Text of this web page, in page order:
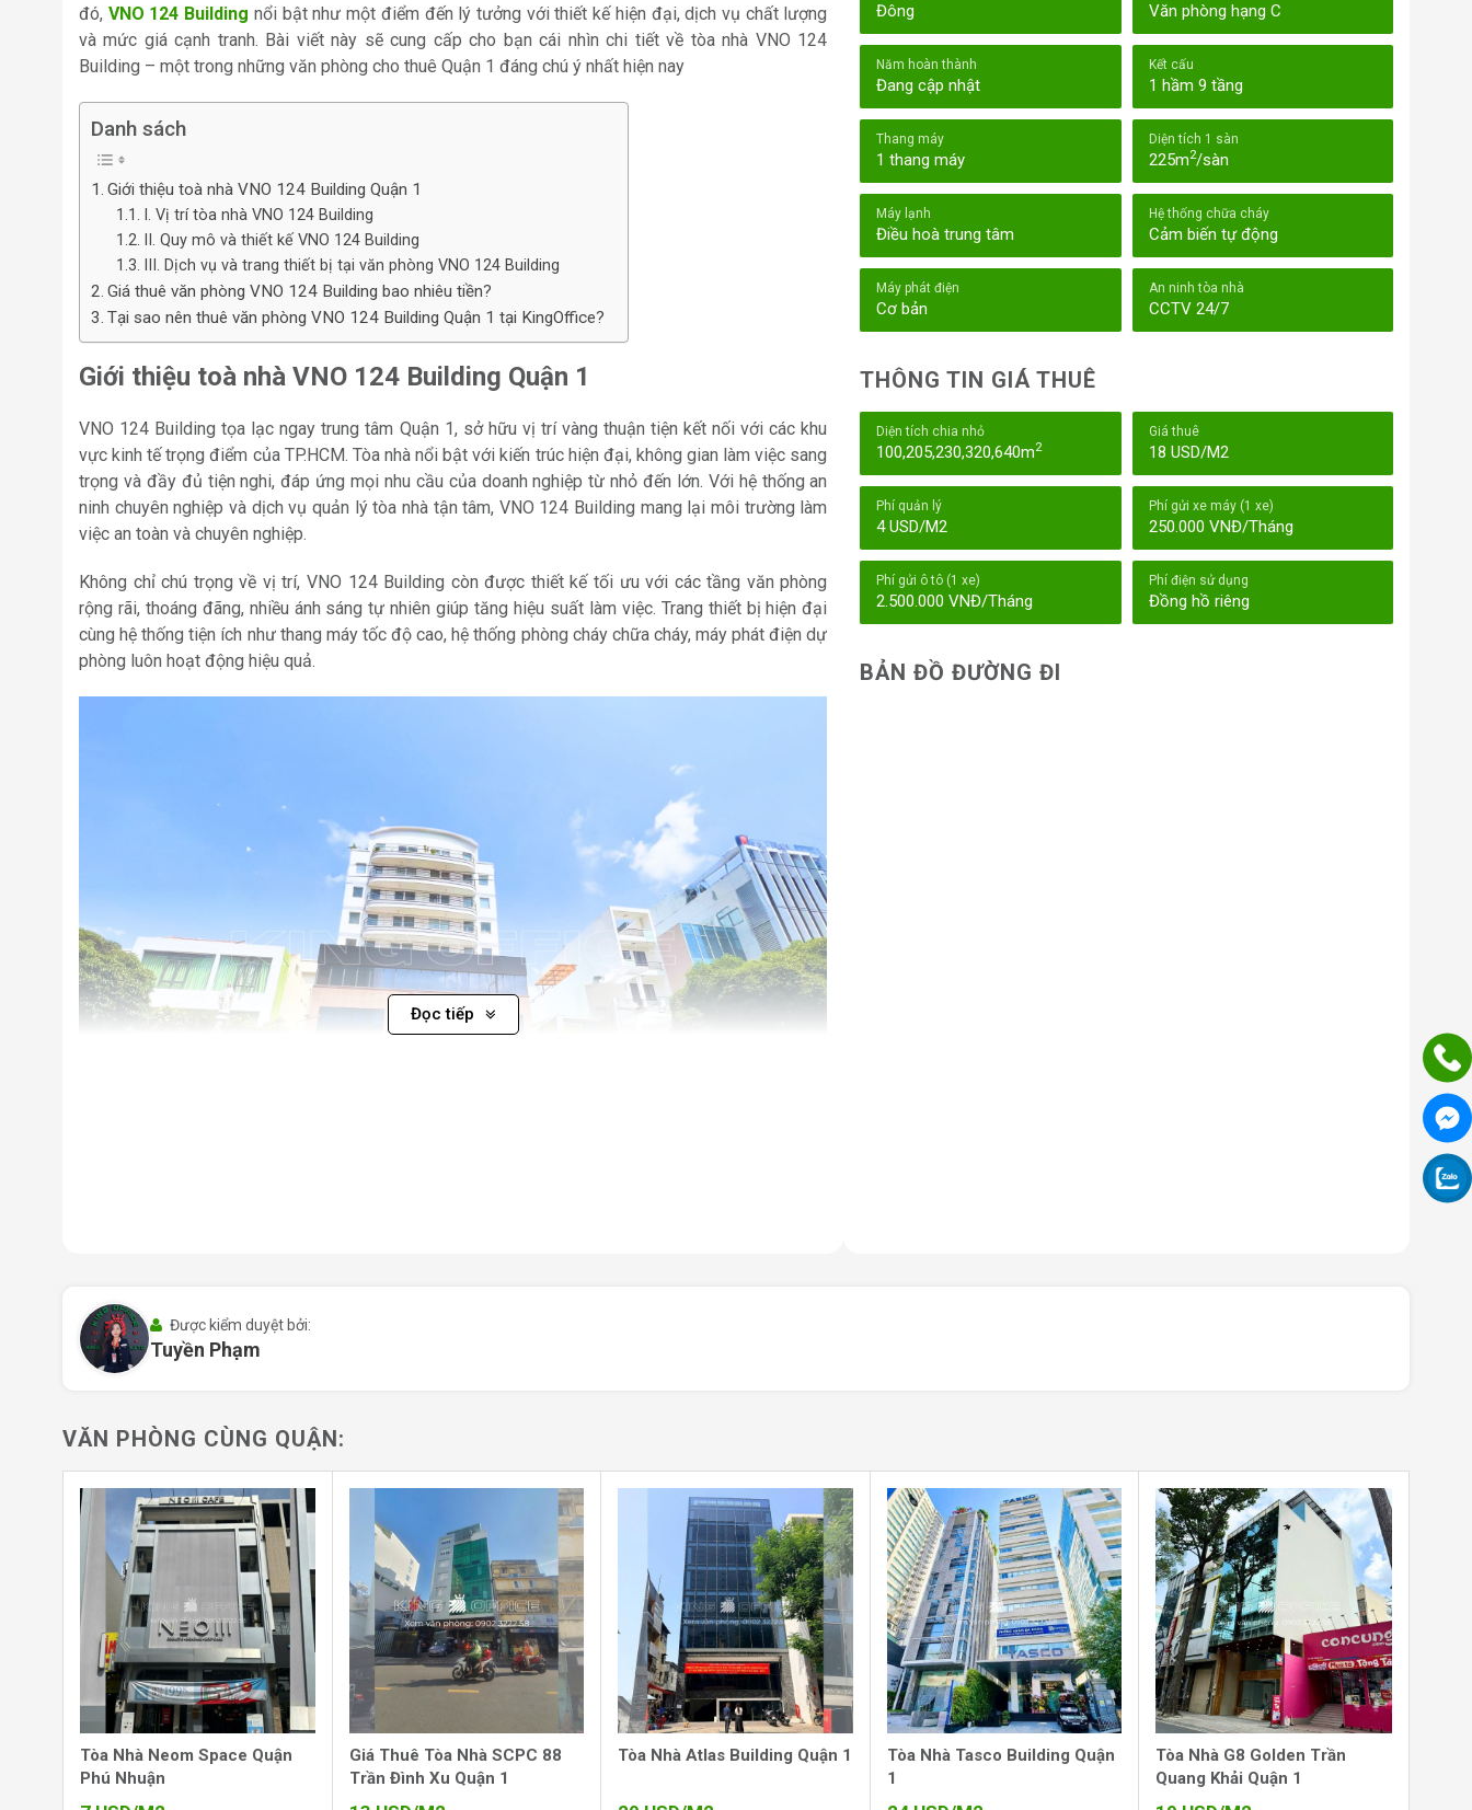
đó, VNO 124 Building nổi bật như một điểm đến lý tưởng với thiết kế hiện đại, dịch vụ chất lượng
và mức giá cạnh tranh. Bài viết này sẽ cung cấp cho bạn cái nhìn chi tiết về tòa nhà VNO 124
Building – một trong những văn phòng cho thuê Quận 1 đáng chú ý nhất hiện nay
Danh sách
Giới thiệu toà nhà VNO 124 Building Quận 1
I. Vị trí tòa nhà VNO 124 Building
II. Quy mô và thiết kế VNO 124 Building
III. Dịch vụ và trang thiết bị tại văn phòng VNO 124 Building
Giá thuê văn phòng VNO 124 Building bao nhiêu tiền?
Tại sao nên thuê văn phòng VNO 124 Building Quận 1 tại KingOffice?
Giới thiệu toà nhà VNO 124 Building Quận 1
VNO 124 Building tọa lạc ngay trung tâm Quận 1, sở hữu vị trí vàng thuận tiện kết nối với các khu
vực kinh tế trọng điểm của TP.HCM. Tòa nhà nổi bật với kiến trúc hiện đại, không gian làm việc sang
trọng và đầy đủ tiện nghi, đáp ứng mọi nhu cầu của doanh nghiệp từ nhỏ đến lớn. Với hệ thống an
ninh chuyên nghiệp và dịch vụ quản lý tòa nhà tận tâm, VNO 124 Building mang lại môi trường làm
việc an toàn và chuyên nghiệp.
Không chỉ chú trọng về vị trí, VNO 124 Building còn được thiết kế tối ưu với các tầng văn phòng
rộng rãi, thoáng đãng, nhiều ánh sáng tự nhiên giúp tăng hiệu suất làm việc. Trang thiết bị hiện đại
cùng hệ thống tiện ích như thang máy tốc độ cao, hệ thống phòng cháy chữa cháy, máy phát điện dự
phòng luôn hoạt động hiệu quả.
VNO 124 Building tọa lạc trên đường Điện Biên Phủ, phường Đa Kao, ngay trung tâm Quận 1 – nơi
được xem là huyết mạch giao thông nối liền các quận trung tâm như Quận 3, Quận 10. Đường Điện
Biên Phủ có hệ thống giao thông quy hoạch đồng bộ, giúp giảm thiểu tình trạng ùn tắc, tạo điều
Giao thông thuận tiện:Tòa nhà tiếp giáp các tuyến đường lớn như Hai Bà Trưng, Đinh Tiên
cận và trung tâm thương mại, dịch vụ.
Vị trí kinh doanh đắc địa:
Nằm gần các điểm đến nổi bật như Công viên Lê Văn Tám, Nhà hát
Bến Thành, Hồ Con Rùa, và Sài Gòn Finance Center, VNO 124 Building tạo môi trường thuận lợi
cho giao thương, kết nối với nhiều đối tác và khách hàng tiềm năng.
Khu vực sầm uất:Vị trí nằm trong khu vực phát triển kinh tế mạnh mẽ, thu hút nhiều doanh
nghiệp, giúp nâng cao giá trị thương hiệu và tạo sự tiện lợi trong các hoạt động kinh doanh.
Đọc tiếp
Đông Văn phòng hạng C
Năm hoàn thành
Đang cập nhật
Kết cấu
1 hầm 9 tầng
Thang máy
1 thang máy
Diện tích 1 sàn
225m2/sàn
Máy lạnh
Điều hoà trung tâm
Hệ thống chữa cháy
Cảm biến tự động
Máy phát điện
Cơ bản
An ninh tòa nhà
CCTV 24/7
THÔNG TIN GIÁ THUÊ
Diện tích chia nhỏ
100,205,230,320,640m2
Giá thuê
18 USD/M2
Phí quản lý
4 USD/M2
Phí gửi xe máy (1 xe)
250.000 VNĐ/Tháng
Phí gửi ô tô (1 xe)
2.500.000 VNĐ/Tháng
Phí điện sử dụng
Đồng hồ riêng
BẢN ĐỒ ĐƯỜNG ĐI
Được kiểm duyệt bởi:
Tuyền Phạm
VĂN PHÒNG CÙNG QUẬN:
Tòa Nhà Neom Space Quận
Phú Nhuận
Giá Thuê Tòa Nhà SCPC 88
Trần Đình Xu Quận 1
Tòa Nhà Atlas Building Quận 1
Tòa Nhà Tasco Building Quận
1
Tòa Nhà G8 Golden Trần
Quang Khải Quận 1